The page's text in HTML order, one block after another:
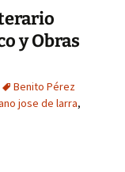
y Obras
Benito Pérez
jose de larra,